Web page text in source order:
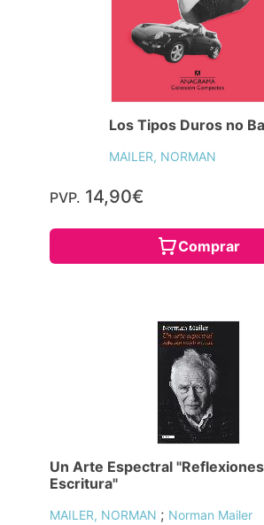
Los Tipos Duros no
MAILER, NORMAN
PVP. 14,90€
Comprar
Un Arte Espectral
Escritura"
MAILER, NORMAN ; Norman Mailer